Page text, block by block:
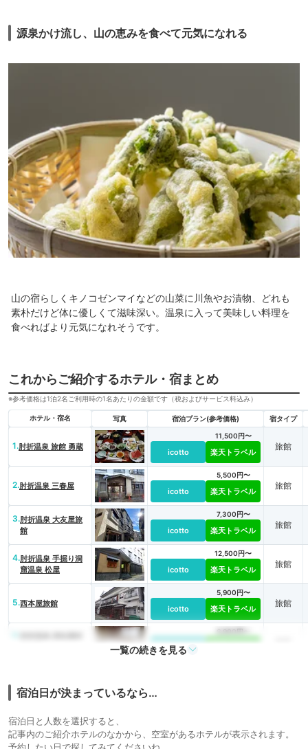
源泉かけ流し、山の恵みを食べて元気になれる
山の宿らしくキノコゼンマイなどの山菜に川魚やお漬物、どれも
素朴だけど体に優しくて滋味深い。温泉に入って美味しい料理を
食べればより元気になれそうです。
これからご紹介するホテル・宿まとめ
※参考価格は1泊2名ご利用時の1名あたりの金額です（税およびサービス料込み）
ホテル・宿名 写真 宿泊プラン(参考価格) 宿タイプ
1.肘折温泉 旅館 勇蔵
icotto
11,500円〜
楽天トラベル
旅館
2.肘折温泉 三春屋
icotto
5,500円〜
楽天トラベル
旅館
3.肘折温泉 大友屋旅
館
icotto
7,300円〜
楽天トラベル
旅館
4.肘折温泉 手掘り洞
窟温泉 松屋
icotto
12,500円〜
楽天トラベル
旅館
5.西本屋旅館
icotto
5,900円〜
楽天トラベル
旅館
icotto
6,900円〜
一覧の続きを見る
宿泊日が決まっているなら…
宿泊日と人数を選択すると、
記事内のご紹介ホテルのなかから、空室があるホテルが表示されます。
予約したい日で探してみてくださいね。